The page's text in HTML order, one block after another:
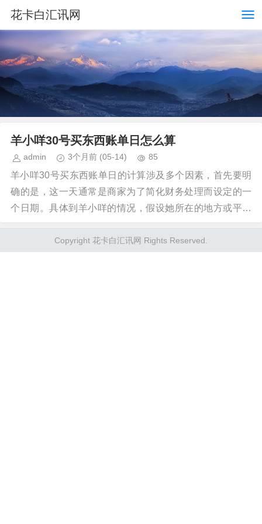
花卡白汇讯网
羊小咩30号买东西账单日怎么算
admin 3个月前 (05-14) 85
羊小咩30号买东西账单日的计算涉及多个因素，首先要明
确的是，这一天通常是商家为了简化财务处理而设定的一
个日期。具体到羊小咩的情况，假设她所在的地方或平台
Copyright 花卡白汇讯网 Rights Reserved.